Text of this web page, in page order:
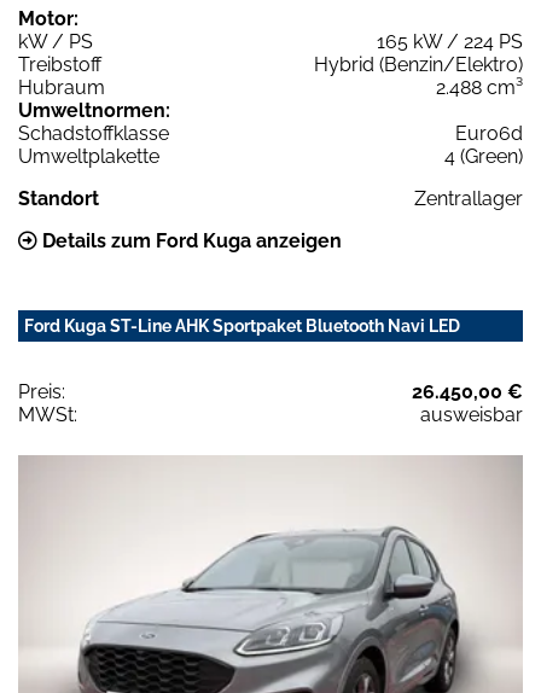
Motor:
kW / PS
165 kW / 224 PS
Treibstoff
Hybrid (Benzin/Elektro)
Hubraum
2.488 cm³
Umweltnormen:
Schadstoffklasse
Euro6d
Umweltplakette
4 (Green)
Standort
Zentrallager
Details zum Ford Kuga anzeigen
Ford Kuga ST-Line AHK Sportpaket Bluetooth Navi LED
Preis:
26.450,00 €
MWSt:
ausweisbar